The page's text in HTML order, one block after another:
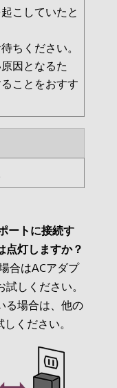
こしていたと
ちください。
因となるた
ことをおすす
ートに接続す
点灯しますか？
合はACアダプ
しください。
る場合は、他の
ください。